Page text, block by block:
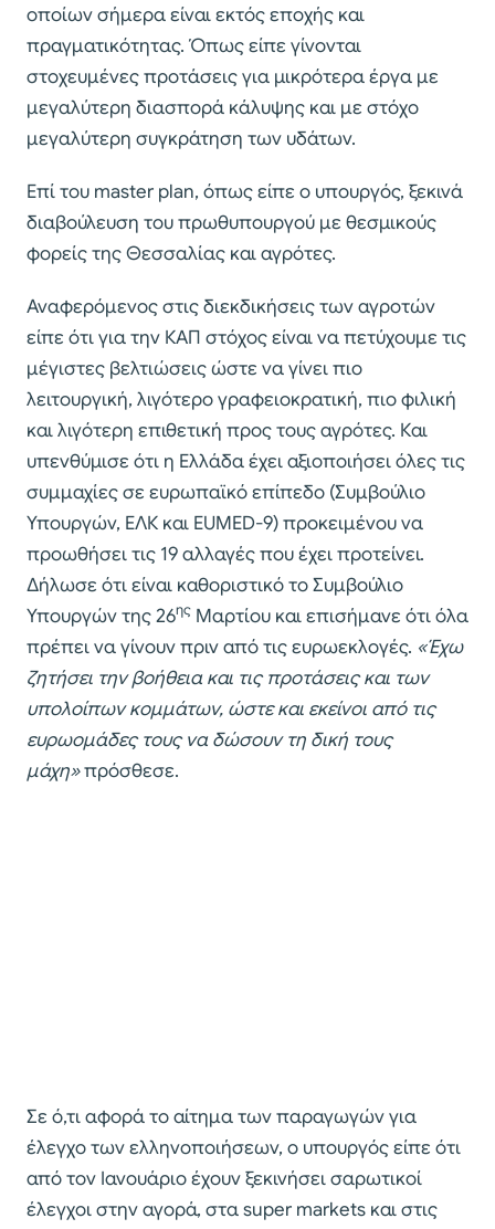
οποίων σήμερα είναι εκτός εποχής και
πραγματικότητας. Όπως είπε γίνονται
στοχευμένες προτάσεις για μικρότερα έργα με
μεγαλύτερη διασπορά κάλυψης και με στόχο
μεγαλύτερη συγκράτηση των υδάτων.
Επί του master plan, όπως είπε ο υπουργός, ξεκινά
διαβούλευση του πρωθυπουργού με θεσμικούς
φορείς της Θεσσαλίας και αγρότες.
Αναφερόμενος στις διεκδικήσεις των αγροτών
είπε ότι για την ΚΑΠ στόχος είναι να πετύχουμε τις
μέγιστες βελτιώσεις ώστε να γίνει πιο
λειτουργική, λιγότερο γραφειοκρατική, πιο φιλική
και λιγότερη επιθετική προς τους αγρότες. Και
υπενθύμισε ότι η Ελλάδα έχει αξιοποιήσει όλες τις
συμμαχίες σε ευρωπαϊκό επίπεδο (Συμβούλιο
Υπουργών, ΕΛΚ και EUMED-9) προκειμένου να
προωθήσει τις 19 αλλαγές που έχει προτείνει.
Δήλωσε ότι είναι καθοριστικό το Συμβούλιο
Υπουργών της 26ης Μαρτίου και επισήμανε ότι όλα
πρέπει να γίνουν πριν από τις ευρωεκλογές. «Έχω
ζητήσει την βοήθεια και τις προτάσεις και των
υπολοίπων κομμάτων, ώστε και εκείνοι από τις
ευρωομάδες τους να δώσουν τη δική τους
μάχη»πρόσθεσε.
Σε ό,τι αφορά το αίτημα των παραγωγών για
έλεγχο των ελληνοποιήσεων, ο υπουργός είπε ότι
από τον Ιανουάριο έχουν ξεκινήσει σαρωτικοί
έλεγχοι στην αγορά, στα super markets και στις